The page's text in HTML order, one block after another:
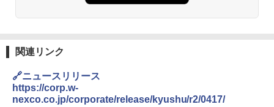
￥6,459
関連リンク
🔗ニュースリリース
https://corp.w-
nexco.co.jp/corporate/release/kyushu/r2/0417/